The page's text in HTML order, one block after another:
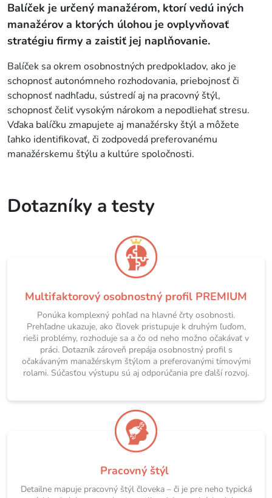
Balíček je určený manažérom, ktorí vedú iných
manažérov a ktorých úlohou je ovplyvňovať
stratégiu firmy a zaistiť jej naplňovanie.
Balíček sa okrem osobnostných predpokladov, ako je
schopnosť autonómneho rozhodovania, priebojnosť či
schopnosť nadhľadu, sústredí aj na pracovný štýl,
schopnosť čeliť vysokým nárokom a nepodliehať stresu.
Vďaka balíčku zmapujete aj manažérsky štýl a môžete
ľahko identifikovať, či zodpovedá preferovanému
manažérskemu štýlu a kultúre spoločnosti.
Dotazníky a testy
Multifaktorový osobnostný profil PREMIUM
Ponúka komplexný pohľad na hlavné črty osobnosti.
Prehľadne ukazuje, ako človek pristupuje k druhým ľuďom,
rieši problémy, rozhoduje sa a čo od neho možno očakávať v
práci. Dotazník zároveň prepája osobnostný profil s
očakávaným manažérskym štýlom a preferovanými tímovými
rolami. Súčasťou výstupu sú aj odporúčania pre ďalší rozvoj.
Pracovný štýl
Detailne mapuje pracovný štýl človeka – či je pre neho typická